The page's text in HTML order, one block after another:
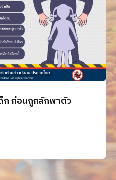
ก ก่อนถูกลักพาตัว